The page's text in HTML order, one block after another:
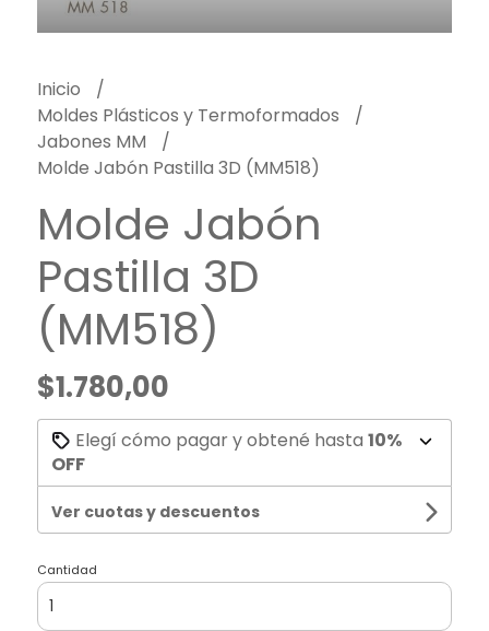
Inicio
Moldes Plásticos y Termoformados
Jabones MM
Molde Jabón Pastilla 3D (MM518)
Molde Jabón
Pastilla 3D
(MM518)
$1.780,00
Elegí cómo pagar y obtené hasta 10%
OFF
Ver cuotas y descuentos
Cantidad